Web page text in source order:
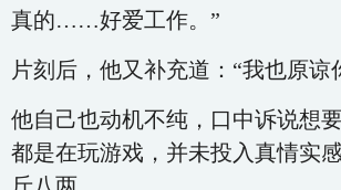
真的……好爱工作。”
片刻后，他又补充道：“我也原谅
他自己也动机不纯，口中诉说想
都是在玩游戏，并未投入真情实